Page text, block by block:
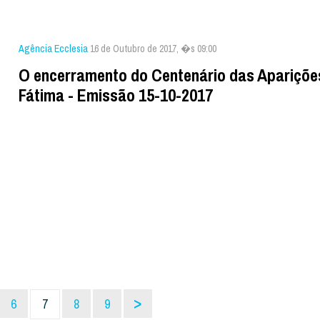
Agência Ecclesia 16 de Outubro de 2017, �s 09:00
O encerramento do Centenário das
Fátima - Emissão 15-10-2017
6 7 8 9 >